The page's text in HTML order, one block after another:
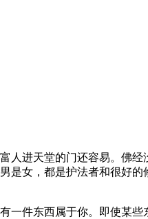
进天堂的门还容易。佛
女，都是护法者和很好
件东西属于你。即使某些